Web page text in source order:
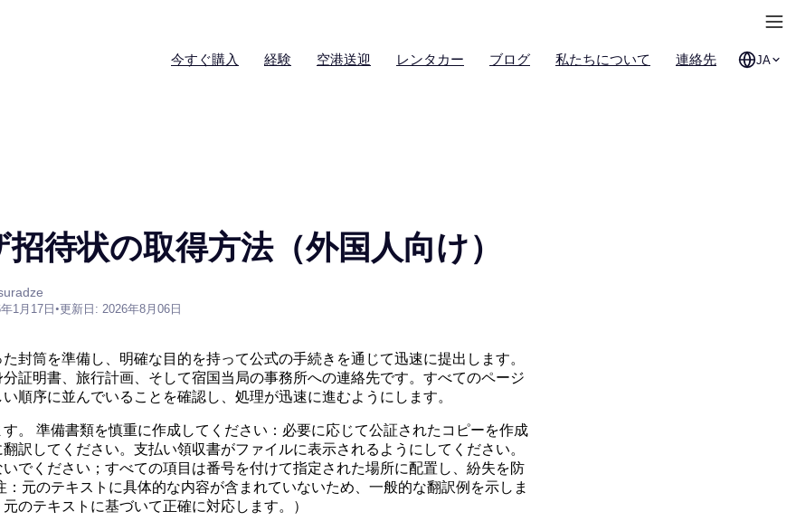
今すぐ購入 経験 空港送迎 レンタカー ブログ 私たちについて 連絡先 JA
待状の取得方法（外国人向け）
1月17日 •更新日: 2026年8月06日
封筒を準備し、明確な目的を持って公式の手続きを通じて迅速に提出します。
証明書、旅行計画、そして宿国当局の事務所への連絡先です。すべてのページ
順序に並んでいることを確認し、処理が迅速に進むようにします。
。 準備書類を慎重に作成してください：必要に応じて公証されたコピーを作成
訳してください。支払い領収書がファイルに表示されるようにしてください。
でください；すべての項目は番号を付けて指定された場所に配置し、紛失を防
元のテキストに具体的な内容が含まれていないため、一般的な翻訳例を示しま
のテキストに基づいて正確に対応します。）